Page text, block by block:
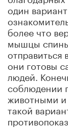
один
более что
мышцы
отправиться
они готовы
людей.
соблюдении
животными и
такой